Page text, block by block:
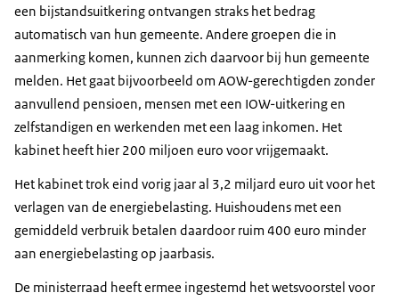
een bijstandsuitkering ontvangen straks het bedrag
automatisch van hun gemeente. Andere groepen die in
aanmerking komen, kunnen zich daarvoor bij hun gemeente
melden. Het gaat bijvoorbeeld om AOW-gerechtigden zonder
aanvullend pensioen, mensen met een IOW-uitkering en
zelfstandigen en werkenden met een laag inkomen. Het
kabinet heeft hier 200 miljoen euro voor vrijgemaakt.
Het kabinet trok eind vorig jaar al 3,2 miljard euro uit voor het
verlagen van de energiebelasting. Huishoudens met een
gemiddeld verbruik betalen daardoor ruim 400 euro minder
aan energiebelasting op jaarbasis.
De ministerraad heeft ermee ingestemd het wetsvoorstel voor